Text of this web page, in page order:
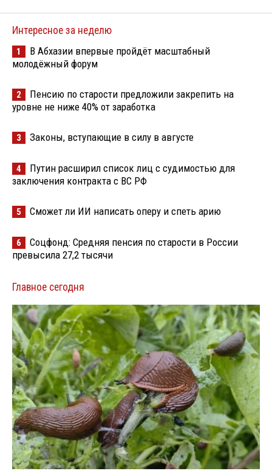
Интересное за неделю
1
В Абхазии впервые пройдёт масштабный
молодёжный форум
2
Пенсию по старости предложили закрепить на
уровне не ниже 40% от заработка
3 Законы, вступающие в силу в августе
4
Путин расширил список лиц с судимостью для
заключения контракта с ВС РФ
5 Сможет ли ИИ написать оперу и спеть арию
6
Соцфонд: Средняя пенсия по старости в России
превысила 27,2 тысячи
Главное сегодня